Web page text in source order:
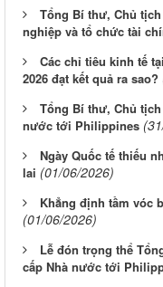
Tổng Bí thư, Chủ
nghiệp và tổ chức tài
Các chỉ tiêu kinh tế
2026 đạt kết quả ra sao?
Tổng Bí thư, Chủ
nước tới Philippines
Ngày Quốc tế thiếu
lai (01/06/2026)
Khẳng định tầm vóc
(01/06/2026)
Lễ đón trọng thể
cấp Nhà nước tới